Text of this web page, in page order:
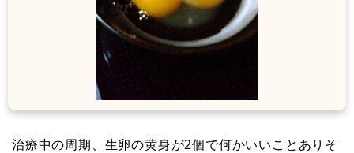
治療中の周期、生卵の黄身が2個で何かいいことありそ